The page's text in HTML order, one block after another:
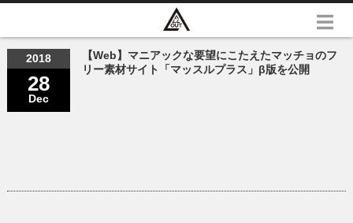
2018
28
Dec
【Web】マニアックな要望にこたえたマッチョのフ
リー素材サイト「マッスルプラス」β版を公開